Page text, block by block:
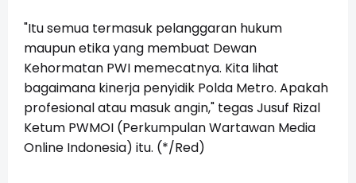
"Itu semua termasuk pelanggaran hukum
maupun etika yang membuat Dewan
Kehormatan PWI memecatnya. Kita lihat
bagaimana kinerja penyidik Polda Metro. Apakah
profesional atau masuk angin," tegas Jusuf Rizal
Ketum PWMOI (Perkumpulan Wartawan Media
Online Indonesia) itu. (*/Red)